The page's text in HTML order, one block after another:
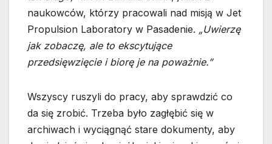
naukowców, którzy pracowali nad misją w Jet
Propulsion Laboratory w Pasadenie. „Uwierzę
jak zobaczę, ale to ekscytujące
przedsięwzięcie i biorę je na poważnie.”
Wszyscy ruszyli do pracy, aby sprawdzić co
da się zrobić. Trzeba było zagłębić się w
archiwach i wyciągnąć stare dokumenty, aby